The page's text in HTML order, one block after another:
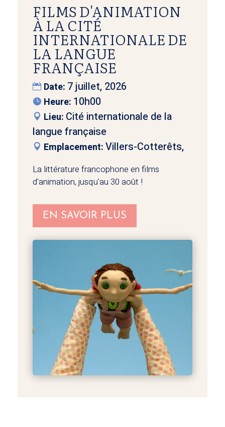
FILMS D'ANIMATION
À LA CITÉ
INTERNATIONALE DE
LA LANGUE
FRANÇAISE
Date: 7 juillet, 2026
Heure: 10h00
Lieu: Cité internationale de la
langue française
Emplacement:Villers-Cotterêts,
La littérature francophone en films
d'animation, jusqu'au 30 août !
EN SAVOIR PLUS